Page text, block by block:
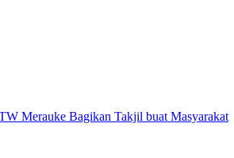
Merauke Bagikan Takjil buat Masyarakat